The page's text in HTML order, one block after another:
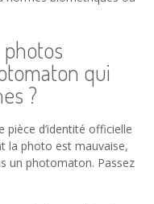
qui
?
d’identité officielle
la photo est mauvaise,
un photomaton. Passez